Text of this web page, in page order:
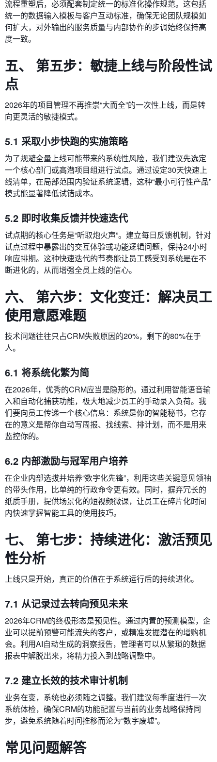
流程重塑后，必须配套制定统一的标准化操作规范。这包括
统一的数据输入模板与客户互动标准，确保无论团队规模如
何扩大，对外输出的服务质量与内部协作的步调始终保持高
度一致。
五、 第五步：敏捷上线与阶段性试
点
2026年的项目管理不再推崇“大而全”的一次性上线，而是转
向更灵活的敏捷模式。
5.1 采取小步快跑的实施策略
为了规避全量上线可能带来的系统性风险，我们建议先选定
一个核心部门或高潜项目组进行试点。通过设定30天快速上
线清单，在局部范围内验证系统逻辑，这种“最小可行性产品”
模式能显著降低试错成本。
5.2 即时收集反馈并快速迭代
试点期的核心任务是“听取炮火声”。建立每日反馈机制，针对
试点过程中暴露出的交互体验或功能逻辑问题，保持24小时
响应排期。这种快速迭代的节奏能让员工感受到系统是在不
断进化的，从而增强全员上线的信心。
六、 第六步：文化变迁：解决员工
使用意愿难题
技术问题往往只占CRM失败原因的20%，剩下的80%在于
人。
6.1 将系统化繁为简
在2026年，优秀的CRM应当是隐形的。通过利用智能语音输
入和自动化捕获功能，极大地减少员工的手动录入负荷。我
们要向员工传递一个核心信息：系统是你的智能秘书，它存
在的意义是帮你自动写周报、找线索、排计划，而不是用来
监控你的。
6.2 内部激励与冠军用户培养
在企业内部选拔并培养“数字化先锋”，利用这些关键意见领袖
的带头作用，比单纯的行政命令更有效。同时，摒弃冗长的
纸质手册，提供场景化的短视频微课，让员工在碎片化时间
内快速掌握智能工具的使用技巧。
七、 第七步：持续进化：激活预见
性分析
上线只是开始，真正的价值在于系统运行后的持续进化。
7.1 从记录过去转向预见未来
2026年CRM的终极形态是预见性。通过内置的预测模型，企
业可以提前预警可能流失的客户，或精准发掘潜在的增购机
会。利用AI自动生成的洞察报告，管理者可以从繁琐的数据
报表中解脱出来，将精力投入到战略调整中。
7.2 建立长效的技术审计机制
业务在变，系统也必须随之调整。我们建议每季度进行一次
系统体检，确保CRM的功能配置与当前的业务战略保持同
步，避免系统随着时间推移而沦为“数字废墟”。
常见问题解答